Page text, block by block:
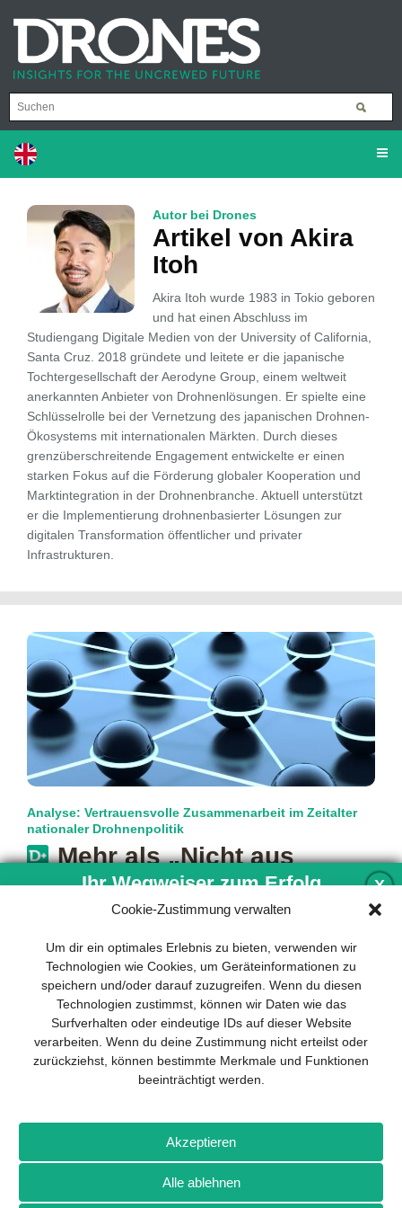
Cookie-Zustimmung verwalten
Um dir ein optimales Erlebnis zu bieten, verwenden wir
Technologien wie Cookies, um Geräteinformationen zu
speichern und/oder darauf zuzugreifen. Wenn du diesen
Technologien zustimmst, können wir Daten wie das
Surfverhalten oder eindeutige IDs auf dieser Website
verarbeiten. Wenn du deine Zustimmung nicht erteilst oder
zurückziehst, können bestimmte Merkmale und Funktionen
beeinträchtigt werden.
Akzeptieren
Alle ablehnen
Autor bei Drones
Artikel von Akira
Itoh
Akira Itoh wurde 1983 in Tokio geboren
und hat einen Abschluss im
Studiengang Digitale Medien von der University of California,
Santa Cruz. 2018 gründete und leitete er die japanische
Tochtergesellschaft der Aerodyne Group, einem weltweit
anerkannten Anbieter von Drohnenlösungen. Er spielte eine
Schlüsselrolle bei der Vernetzung des japanischen Drohnen-
Ökosystems mit internationalen Märkten. Durch dieses
grenzüberschreitende Engagement entwickelte er einen
starken Fokus auf die Förderung globaler Kooperation und
Marktintegration in der Drohnenbranche. Aktuell unterstützt
er die Implementierung drohnenbasierter Lösungen zur
digitalen Transformation öffentlicher und privater
Infrastrukturen.
Analyse: Vertrauensvolle Zusammenarbeit im Zeitalter
nationaler Drohnenpolitik
Mehr als „Nicht aus
China”
In jüngster Zeit taucht ein Begriff immer häufiger in
wenn der Ausdruck nicht formalmehr…
Impressum Datenschutz Kontakt Drones+
Magazin-
Mediadaten
Weitere Magazine von Wellhausen & Marquardt Medien
X
Ihr Wegweiser zum Erfolg
nachhaltigen Geschäftsmodells sind für
jedes Unternehmen unverzichtbar. Das
Business Model Canvas hilft, sich dabei
auf das Wesentliche zu konzentrieren
und stets im Blick zu behalten, worauf es
wirklich ankommt.
Abonnieren Sie unseren kostenlosen
herunter: „Vom Produkt zum Business: